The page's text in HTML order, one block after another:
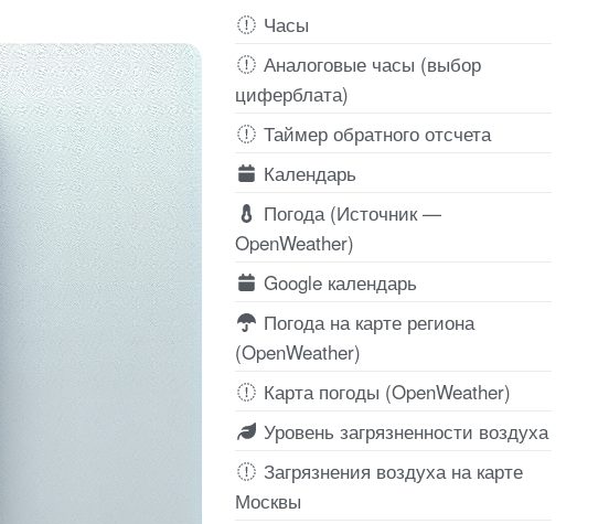
Часы
Аналоговые часы (выбор
циферблата)
Таймер обратного отсчета
Календарь
Погода (Источник —
OpenWeather)
Google календарь
Погода на карте региона
(OpenWeather)
Карта погоды (OpenWeather)
Уровень загрязненности воздуха
Загрязнения воздуха на карте
Москвы